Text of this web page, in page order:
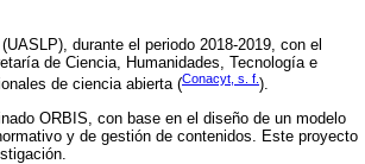
durante el periodo 2018-2019, con el
de Ciencia, Humanidades, Tecnología e
de ciencia abierta (Conacyt, s. f. ).
ORBIS, con base en el diseño de un modelo
y de gestión de contenidos. Este proyecto